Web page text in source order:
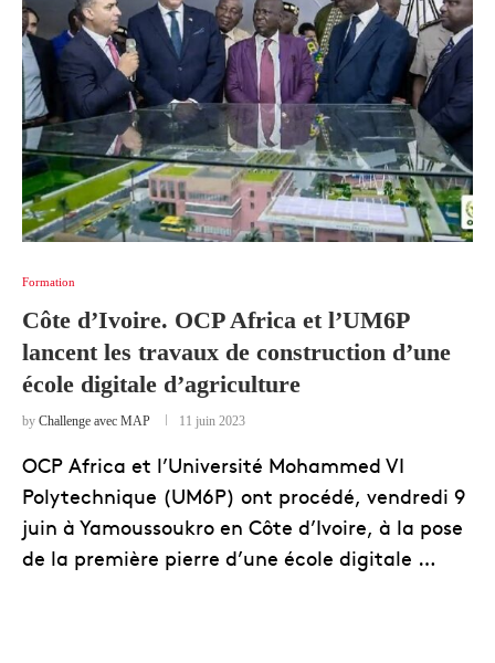
Formation
Côte d’Ivoire. OCP Africa et l’UM6P
lancent les travaux de construction d’une
école digitale d’agriculture
by Challenge avec MAP 11 juin 2023
OCP Africa et l’Université Mohammed VI
Polytechnique (UM6P) ont procédé, vendredi 9
juin à Yamoussoukro en Côte d’Ivoire, à la pose
de la première pierre d’une école digitale …